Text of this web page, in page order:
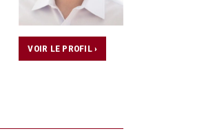
VOIR LE PROFIL ›